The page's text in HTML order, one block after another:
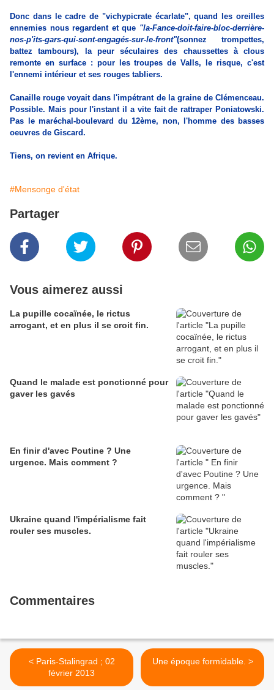
Donc dans le cadre de "vichypicrate écarlate", quand les oreilles
ennemies nous regardent et que "la-Fance-doit-faire-bloc-derrière-
nos-p'its-gars-qui-sont-engagés-sur-le-front"(sonnez trompettes,
battez tambours), la peur séculaires des chaussettes à clous
remonte en surface : pour les troupes de Valls, le risque, c'est
l'ennemi intérieur et ses rouges tabliers.
Canaille rouge voyait dans l'impétrant de la graine de Clémenceau.
Possible. Mais pour l'instant il a vite fait de rattraper Poniatowski.
Pas le maréchal-boulevard du 12ème, non, l'homme des basses
oeuvres de Giscard.
Tiens, on revient en Afrique.
#Mensonge d'état
Partager
Vous aimerez aussi
La pupille cocaïnée, le rictus
arrogant, et en plus il se croit fin.
Quand le malade est ponctionné pour
gaver les gavés
En finir d'avec Poutine ? Une
urgence. Mais comment ?
Ukraine quand l'impérialisme fait
rouler ses muscles.
Commentaires
< Paris-Stalingrad ; 02
février 2013
Une époque formidable. >